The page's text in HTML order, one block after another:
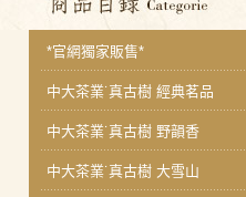
商品分類目錄
*官網獨家販售*
中大茶業˙真古樹 經典茗品
中大茶業˙真古樹 野韻香
中大茶業˙真古樹 大雪山